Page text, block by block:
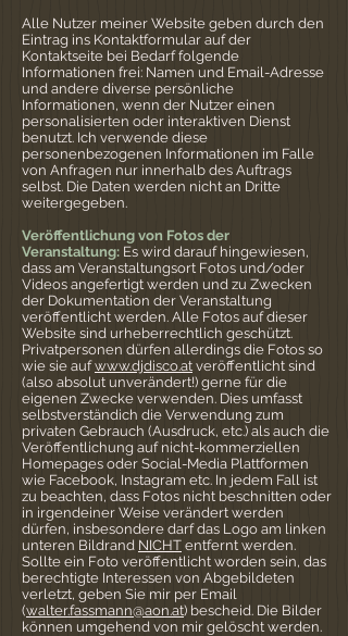
Alle Nutzer meiner Website geben durch den
Eintrag ins Kontaktformular auf der
Kontaktseite bei Bedarf folgende
Informationen frei: Namen und Email-Adresse
und andere diverse persönliche
Informationen, wenn der Nutzer einen
personalisierten oder interaktiven Dienst
benutzt. Ich verwende diese
personenbezogenen Informationen im Falle
von Anfragen nur innerhalb des Auftrags
selbst. Die Daten werden nicht an Dritte
weitergegeben.
Veröffentlichung von Fotos der
Veranstaltung: Es wird darauf hingewiesen,
dass am Veranstaltungsort Fotos und/oder
Videos angefertigt werden und zu Zwecken
der Dokumentation der Veranstaltung
veröffentlicht werden. Alle Fotos auf dieser
Website sind urheberrechtlich geschützt.
Privatpersonen dürfen allerdings die Fotos so
wie sie aufwww.djdisco.at veröffentlicht sind
(also absolut unverändert!) gerne für die
eigenen Zwecke verwenden. Dies umfasst
selbstverständich die Verwendung zum
privaten Gebrauch (Ausdruck, etc.) als auch die
Veröffentlichung auf nicht-kommerziellen
Homepages oder Social-Media Plattformen
wie Facebook, Instagram etc. In jedem Fall ist
zu beachten, dass Fotos nicht beschnitten oder
in irgendeiner Weise verändert werden
dürfen, insbesondere darf das Logo am linken
unteren Bildrand NICHT entfernt werden.
Sollte ein Foto veröffentlicht worden sein, das
berechtigte Interessen von Abgebildeten
verletzt, geben Sie mir per Email
(walter.fassmann@aon.at) bescheid. Die Bilder
können umgehend von mir gelöscht werden.